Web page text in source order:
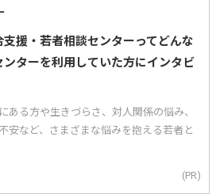
援・若者相談センターってどんな
ターを利用していた方にインタビ
ある方や生きづらさ、対人関係の悩み、
安など、さまざまな悩みを抱える若者と
(PR)